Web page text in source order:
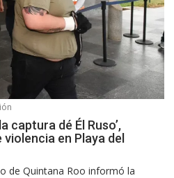
captura dé Él Ruso’,
en Playa del
de Quintana Roo informó la